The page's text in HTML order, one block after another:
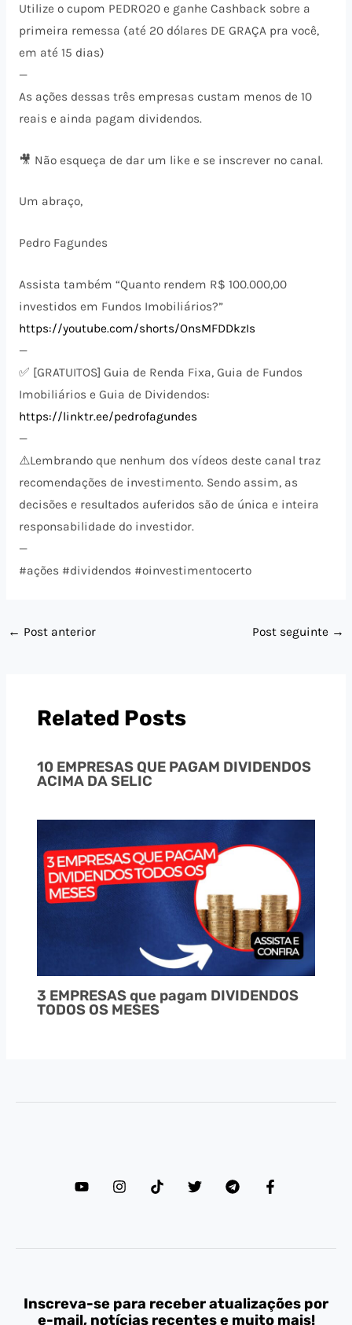
Utilize o cupom PEDRO20 e ganhe Cashback sobre a
primeira remessa (até 20 dólares DE GRAÇA pra você,
em até 15 dias)
—
As ações dessas três empresas custam menos de 10
reais e ainda pagam dividendos.
🎥 Não esqueça de dar um like e se inscrever no canal.
Um abraço,
Pedro Fagundes
Assista também “Quanto rendem R$ 100.000,00
investidos em Fundos Imobiliários?”
https://youtube.com/shorts/OnsMFDDkzIs
—
✅ [GRATUITOS] Guia de Renda Fixa, Guia de Fundos
Imobiliários e Guia de Dividendos:
https://linktr.ee/pedrofagundes
—
⚠️​Lembrando que nenhum dos vídeos deste canal traz
recomendações de investimento. Sendo assim, as
decisões e resultados auferidos são de única e inteira
responsabilidade do investidor.
—
#ações #dividendos #oinvestimentocerto
← Post anterior Post seguinte →
Related Posts
10 EMPRESAS QUE PAGAM DIVIDENDOS
ACIMA DA SELIC
3 EMPRESAS que pagam DIVIDENDOS
TODOS OS MESES
Inscreva-se para receber atualizações por
e-mail, notícias recentes e muito mais!